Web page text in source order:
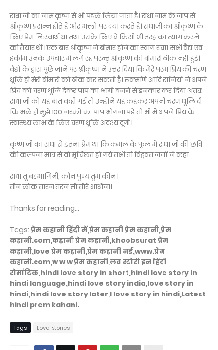
राधा जी का नाम कृष्ण से भी पहले लिया जाता है। राधा नाम के जाप से
श्रीकृष्ण प्रसन्न होते हैं और भक्तों पर दया करते हैं। राधाजी का श्रीकृष्ण के
लिए प्रेम नि:स्वार्थ था तथा उसके लिए वे किसी भी तरह का त्याग करने
को तैयार थीं। एक बार श्रीकृष्ण ने बीमार होने का स्वांग रचा। सभी वैद्य एवं
हकीम उनके उपचार में लगे रहे परन्तु श्रीकृष्ण की बीमारी ठीक नहीं हुई।
वैद्यों के द्वारा पूछे जाने पर श्रीकृष्ण ने उत्तर दिया कि मेरे परम प्रिय की चरण
धूलि ही मेरी बीमारी को ठीक कर सकती है। रूक्मणि आदि रानियों ने अपने
प्रिय को चरण धूलि देकर पाप का भागी बनने से इनकार कर दिया अंतत:
राधा जी को यह बात कही गई तो उन्होंने यह कहकर अपनी चरण धूलि दी
कि भले ही मुझे 100 नरकों का पाप भोगना पडे तो भी मैं अपने प्रिय के
स्वास्थ्य लाभ के लिए चरण धूलि अवश्य दूंगी।
कृष्ण जी का राधा से इतना प्रेम था कि कमल के फूल में राधा जी की छवि
की कल्पना मात्र से वो मूर्चिछत हो गये तभी तो विद्ववत जनों ने कहा
राधा तू बडभागिनी, कौन पुण्य तुम कीन।
तीन लोक तारन तरन सो तोरे आधीन।।
Thanks for reading...
Tags: प्रेम कहानी हिंदी में,प्रेम कहानी प्रेम कहानी,प्रेम
कहानी.com,कहानी प्रेम कहानी,khoobsurat प्रेम
कहानी,love प्रेम कहानी,प्रेम कहानी नई,www.प्रेम
कहानी.com,w w w प्रेम कहानी,लव स्टोरी इन हिंदी
रोमांटिक,hindi love story in short,hindi love story in
hindi language,hindi love story india,love story in
hindi,hindi love story later,l love story in hindi,Latest
hindi prem kahani.
Tags Love-stories